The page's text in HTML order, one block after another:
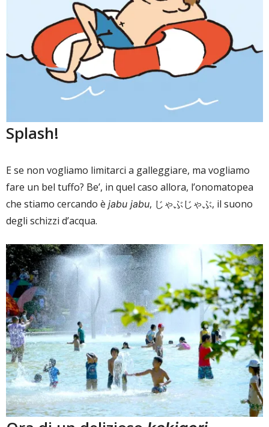
Splash!
E se non vogliamo limitarci a galleggiare, ma vogliamo
fare un bel tuffo? Be’, in quel caso allora, l’onomatopea
che stiamo cercando è jabu jabu, じゃぶじゃぶ, il suono
degli schizzi d’acqua.